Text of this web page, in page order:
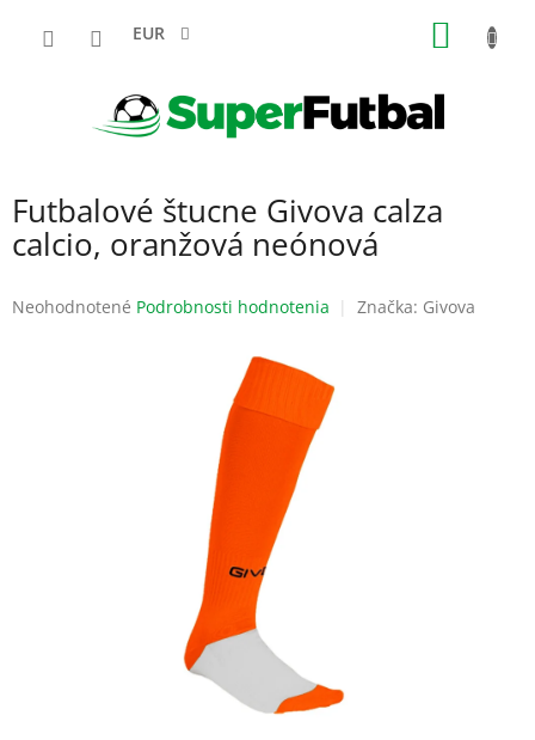
EUR
Futbalové štucne Givova calza
calcio, oranžová neónová
Priemerné
Neohodnotené Podrobnosti hodnotenia Značka: Givova